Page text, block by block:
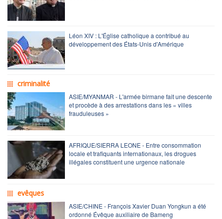
Léon XIV : L'Église catholique a contribué au
développement des États-Unis d'Amérique
criminalité
ASIE/MYANMAR - L'armée birmane fait une descente
et procède à des arrestations dans les « villes
frauduleuses »
AFRIQUE/SIERRA LEONE - Entre consommation
locale et trafiquants internationaux, les drogues
illégales constituent une urgence nationale
evêques
ASIE/CHINE - François Xavier Duan Yongkun a été
ordonné Évêque auxiliaire de Bameng